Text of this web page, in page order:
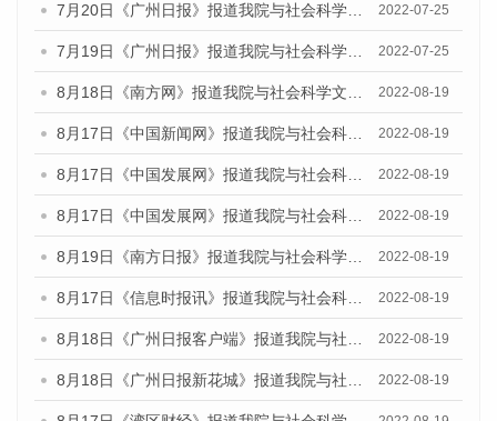
7月20日《广州日报》报道我院与社会科学文献出版社联合发布《广州蓝皮书：广州城乡融合发展报告(2022)》的媒体文章 2022-07-25
7月19日《广州日报》报道我院与社会科学文献出版社联合发布《广州蓝皮书：广州城乡融合发展报告(2022)》的媒体采访 2022-07-25
8月18日《南方网》报道我院与社会科学文献出版社联合发布的《广州蓝皮书：广州经济发展报告（2022）》的媒体文章 2022-08-19
8月17日《中国新闻网》报道我院与社会科学文献出版社联合发布的《广州蓝皮书：广州经济发展报告（2022）》的媒体文章 2022-08-19
8月17日《中国发展网》报道我院与社会科学文献出版社联合发布的《广州蓝皮书：广州经济发展报告（2022）》的媒体文章 2022-08-19
8月17日《中国发展网》报道我院与社会科学文献出版社联合发布的《广州蓝皮书：广州经济发展报告（2022）》的媒体文章 2022-08-19
8月19日《南方日报》报道我院与社会科学文献出版社联合发布的《广州蓝皮书：广州经济发展报告（2022）》的媒体文章 2022-08-19
8月17日《信息时报讯》报道我院与社会科学文献出版社联合发布的《广州蓝皮书：广州经济发展报告（2022）》的媒体文章 2022-08-19
8月18日《广州日报客户端》报道我院与社会科学文献出版社联合发布的《广州蓝皮书：广州经济发展报告（2022）》的媒体文章 2022-08-19
8月18日《广州日报新花城》报道我院与社会科学文献出版社联合发布的《广州蓝皮书：广州经济发展报告（2022）》的媒体文章 2022-08-19